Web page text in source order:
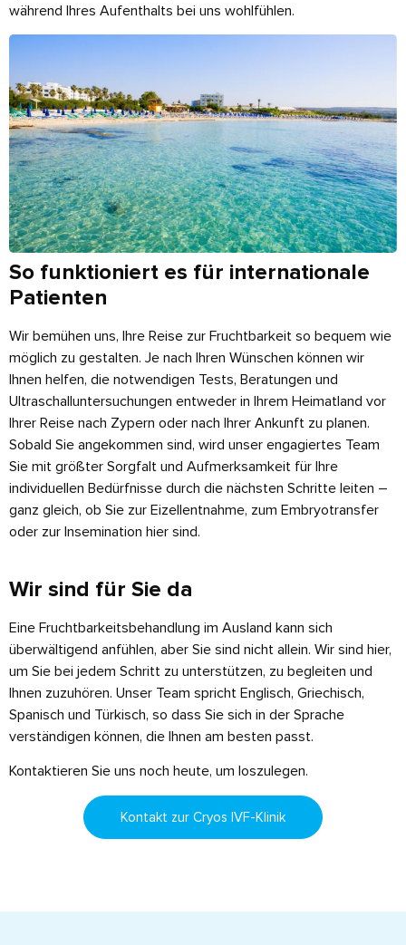
während Ihres Aufenthalts bei uns wohlfühlen.
So funktioniert es für internationale
Patienten
Wir bemühen uns, Ihre Reise zur Fruchtbarkeit so bequem wie
möglich zu gestalten. Je nach Ihren Wünschen können wir
Ihnen helfen, die notwendigen Tests, Beratungen und
Ultraschalluntersuchungen entweder in Ihrem Heimatland vor
Ihrer Reise nach Zypern oder nach Ihrer Ankunft zu planen.
Sobald Sie angekommen sind, wird unser engagiertes Team
Sie mit größter Sorgfalt und Aufmerksamkeit für Ihre
individuellen Bedürfnisse durch die nächsten Schritte leiten –
ganz gleich, ob Sie zur Eizellentnahme, zum Embryotransfer
oder zur Insemination hier sind.
Wir sind für Sie da
Eine Fruchtbarkeitsbehandlung im Ausland kann sich
überwältigend anfühlen, aber Sie sind nicht allein. Wir sind hier,
um Sie bei jedem Schritt zu unterstützen, zu begleiten und
Ihnen zuzuhören. Unser Team spricht Englisch, Griechisch,
Spanisch und Türkisch, so dass Sie sich in der Sprache
verständigen können, die Ihnen am besten passt.
Kontaktieren Sie uns noch heute, um loszulegen.
Kontakt zur Cryos IVF-Klinik